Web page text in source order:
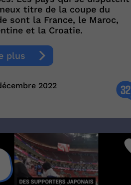
titre de la coupe du
sont la France, le Maroc,
et la Croatie.
plus
2022 32